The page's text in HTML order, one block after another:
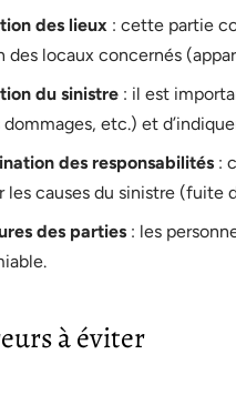
des lieux : cette partie
des locaux concernés
du sinistre : il est
dommages, etc.) et
des responsabilités :
les causes du sinistre (fuite
des parties : les
à éviter